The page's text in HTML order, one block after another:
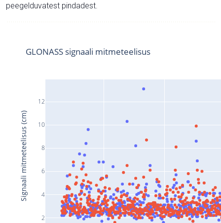
peegelduvatest pindadest.
2
4
6
8
10
12
GLONASS signaali mitmeteelisus
Signaali mitmeteelisus (cm)